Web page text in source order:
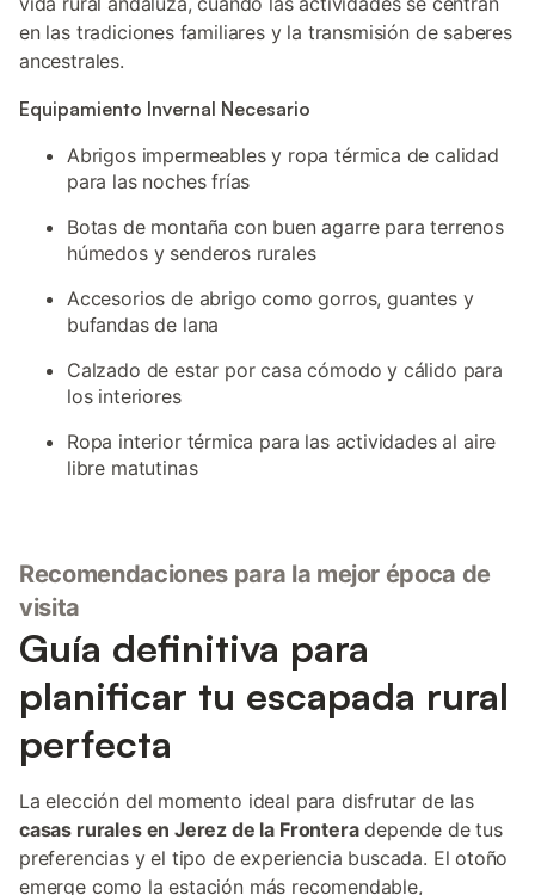
en las tradiciones familiares y la transmisión de saberes
ancestrales.
Equipamiento Invernal Necesario
Abrigos impermeables y ropa térmica de calidad
para las noches frías
Botas de montaña con buen agarre para terrenos
húmedos y senderos rurales
Accesorios de abrigo como gorros, guantes y
bufandas de lana
Calzado de estar por casa cómodo y cálido para
los interiores
Ropa interior térmica para las actividades al aire
libre matutinas
Recomendaciones para la mejor época de
visita
Guía definitiva para
planificar tu escapada rural
perfecta
La elección del momento ideal para disfrutar de las
casas rurales en Jerez de la Fronteradepende de tus
preferencias y el tipo de experiencia buscada. El otoño
emerge como la estación más recomendable,